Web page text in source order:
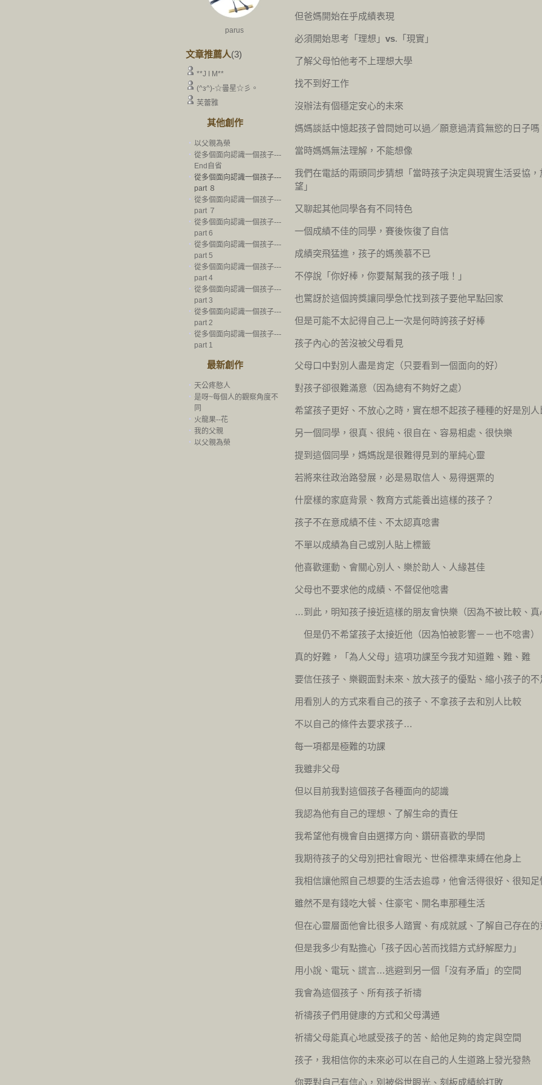
parus
文章推薦人(3)
**J I M**
(^з^)-☆曇星☆彡。
芙蕾雅
其他創作
‧ 以父親為榮
‧ 從多個面向認識一個孩子---
End自省
‧ 從多個面向認識一個孩子---
part ８
‧ 從多個面向認識一個孩子---
part ７
‧ 從多個面向認識一個孩子---
part 6
‧ 從多個面向認識一個孩子---
part 5
‧ 從多個面向認識一個孩子---
part 4
‧ 從多個面向認識一個孩子---
part 3
‧ 從多個面向認識一個孩子---
part 2
‧ 從多個面向認識一個孩子---
part 1
最新創作
‧ 天公疼憨人
‧ 是呀~每個人的觀察角度不
同
‧ 火龍果--花
‧ 我的父親
‧ 以父親為榮
但爸媽開始在乎成績表現
必須開始思考「理想」 vs.「現實」
了解父母怕他考不上理想大學
找不到好工作
沒辦法有個穩定安心的未來
媽媽談話中憶起孩子曾問她可以過／願意過清貧無慾的日子嗎
當時媽媽無法理解，不能想像
我們在電話的兩頭同步猜想「當時孩子決定與現實生活妥協
望」
又聊起其他同學各有不同特色
一個成績不佳的同學，賽後恢復了自信
成績突飛猛進，孩子的媽羨慕不已
不停說「你好棒，你要幫幫我的孩子哦！」
也驚訝於這個誇獎讓同學急忙找到孩子要他早點回家
但是可能不太記得自己上一次是何時誇孩子好棒
孩子內心的苦沒被父母看見
父母口中對別人盡是肯定（只要看到一個面向的好）
對孩子卻很難滿意（因為總有不夠好之處）
希望孩子更好、不放心之時，實在想不起孩子種種的好是別人
另一個同學，很真、很純、很自在、容易相處、很快樂
提到這個同學，媽媽說是很難得見到的單純心靈
若將來往政治路發展，必是易取信人、易得選票的
什麼樣的家庭背景、教育方式能養出這樣的孩子？
孩子不在意成績不佳、不太認真唸書
不單以成績為自己或別人貼上標籤
他喜歡運動、會關心別人、樂於助人、人緣甚佳
父母也不要求他的成績、不督促他唸書
…到此，明知孩子接近這樣的朋友會快樂（因為不被比較、真
但是仍不希望孩子太接近他（因為怕被影響－－也不唸書）
真的好難，「為人父母」這項功課至今我才知道難、難、難
要信任孩子、樂觀面對未來、放大孩子的優點、縮小孩子的不
用看別人的方式來看自己的孩子、不拿孩子去和別人比較
不以自己的條件去要求孩子…
每一項都是極難的功課
我雖非父母
但以目前我對這個孩子各種面向的認識
我認為他有自己的理想、了解生命的責任
我希望他有機會自由選擇方向、鑽研喜歡的學問
我期待孩子的父母別把社會眼光、世俗標準束縛在他身上
我相信讓他照自己想要的生活去追尋，他會活得很好、很知足
雖然不是有錢吃大餐、住豪宅、開名車那種生活
但在心靈層面他會比很多人踏實、有成就感、了解自己存在的
但是我多少有點擔心「孩子因心苦而找錯方式紓解壓力」
用小說、電玩、謊言…逃避到另一個「沒有矛盾」的空間
我會為這個孩子、所有孩子祈禱
祈禱孩子們用健康的方式和父母溝通
祈禱父母能真心地感受孩子的苦、給他足夠的肯定與空間
孩子，我相信你的未來必可以在自己的人生道路上發光發熱
你要對自己有信心，別被俗世眼光、刻板成績給打敗